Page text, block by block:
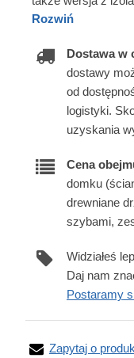
Rozwiń
Dostawa w
dostawy
od
logistyki.
uzyskania
Cena
domku
drewniane
szybami,
Widziałeś
Daj nam
Postaramy
Zapytaj o